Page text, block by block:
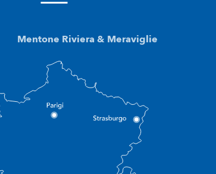
Mentone Riviera & Meraviglie